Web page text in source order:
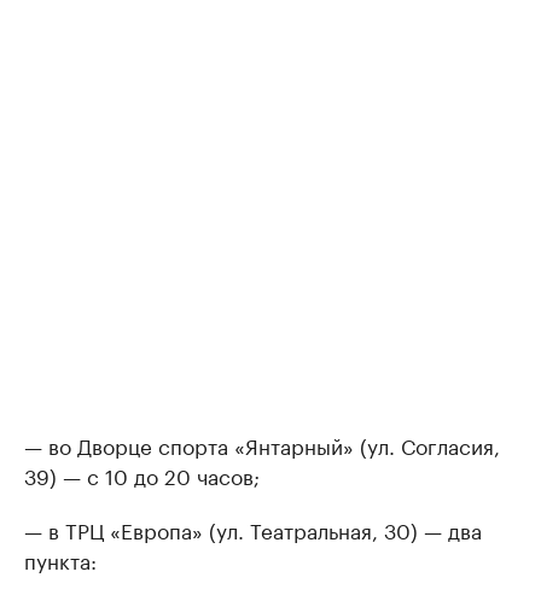
— во Дворце спорта «Янтарный» (ул. Согласия,
39) — с 10 до 20 часов;
— в ТРЦ «Европа» (ул. Театральная, 30) — два
пункта: